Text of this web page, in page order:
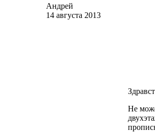
Андрей
14 августа 2013
Не